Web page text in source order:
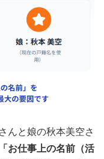
んと娘の秋本美空さ
「お仕事上の名前（活